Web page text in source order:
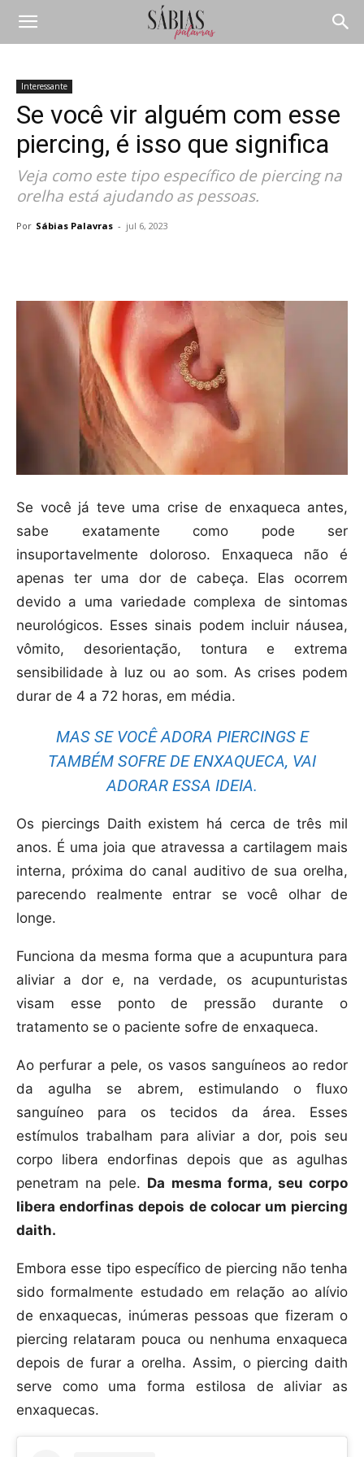
Interessante
Se você vir alguém com esse
piercing, é isso que significa
Veja como este tipo específico de piercing na
orelha está ajudando as pessoas.
Por Sábias Palavras - jul 6, 2023
Se você já teve uma crise de enxaqueca antes,
sabe exatamente como pode ser
insuportavelmente doloroso. Enxaqueca não é
apenas ter uma dor de cabeça. Elas ocorrem
devido a uma variedade complexa de sintomas
neurológicos. Esses sinais podem incluir náusea,
vômito, desorientação, tontura e extrema
sensibilidade à luz ou ao som. As crises podem
durar de 4 a 72 horas, em média.
MAS SE VOCÊ ADORA PIERCINGS E
TAMBÉM SOFRE DE ENXAQUECA, VAI
ADORAR ESSA IDEIA.
Os piercings Daith existem há cerca de três mil
anos. É uma joia que atravessa a cartilagem mais
interna, próxima do canal auditivo de sua orelha,
parecendo realmente entrar se você olhar de
longe.
Funciona da mesma forma que a acupuntura para
aliviar a dor e, na verdade, os acupunturistas
visam esse ponto de pressão durante o
tratamento se o paciente sofre de enxaqueca.
Ao perfurar a pele, os vasos sanguíneos ao redor
da agulha se abrem, estimulando o fluxo
sanguíneo para os tecidos da área. Esses
estímulos trabalham para aliviar a dor, pois seu
corpo libera endorfinas depois que as agulhas
penetram na pele. Da mesma forma, seu corpo
libera endorfinas depois de colocar um piercing
daith.
Embora esse tipo específico de piercing não tenha
sido formalmente estudado em relação ao alívio
de enxaquecas, inúmeras pessoas que fizeram o
piercing relataram pouca ou nenhuma enxaqueca
depois de furar a orelha. Assim, o piercing daith
serve como uma forma estilosa de aliviar as
enxaquecas.